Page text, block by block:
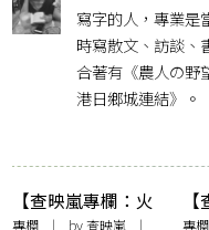
寫字的人，專業是
時寫散文、訪談、
合著有《農人の野
港日鄉城連結》。
【查映嵐專欄：火
專欄 | by查映嵐 | 專欄